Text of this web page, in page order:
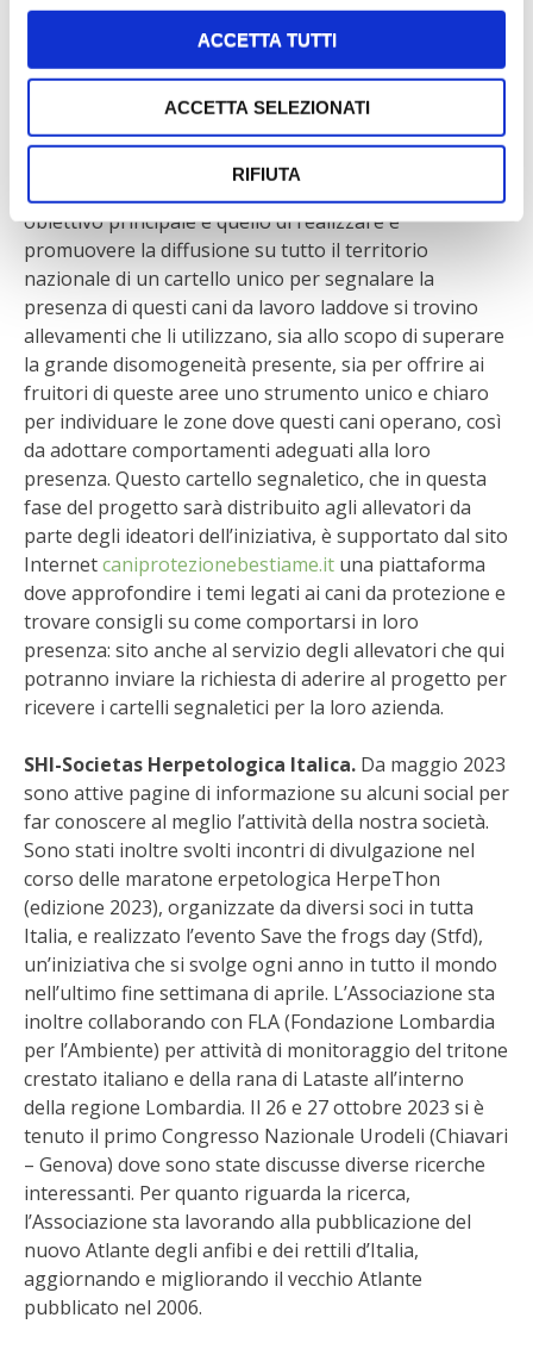
ACCETTA TUTTI
ACCETTA SELEZIONATI
RIFIUTA
corrette pratiche di approccio alla natura nel rispetto
di essa e della fauna che la abita. Con l’obiettivo di
dare un contributo concreto alla coesistenza tra lupo
ed attività zootecniche, a partire dal 2021 «Io non ho
paura del lupo» insieme all’Associazione DifesAttiva,
alla cooperativa Eliante e al Progetto Pasturs, hanno
dato vita al progetto «Cani protezione bestiame» il cui
obiettivo principale è quello di realizzare e
promuovere la diffusione su tutto il territorio
nazionale di un cartello unico per segnalare la
presenza di questi cani da lavoro laddove si trovino
allevamenti che li utilizzano, sia allo scopo di superare
la grande disomogeneità presente, sia per offrire ai
fruitori di queste aree uno strumento unico e chiaro
per individuare le zone dove questi cani operano, così
da adottare comportamenti adeguati alla loro
presenza. Questo cartello segnaletico, che in questa
fase del progetto sarà distribuito agli allevatori da
parte degli ideatori dell’iniziativa, è supportato dal sito
Internetcaniprotezionebestiame.it una piattaforma
dove approfondire i temi legati ai cani da protezione e
trovare consigli su come comportarsi in loro
presenza: sito anche al servizio degli allevatori che qui
potranno inviare la richiesta di aderire al progetto per
ricevere i cartelli segnaletici per la loro azienda.
SHI-Societas Herpetologica Italica. Da maggio 2023
sono attive pagine di informazione su alcuni social per
far conoscere al meglio l’attività della nostra società.
Sono stati inoltre svolti incontri di divulgazione nel
corso delle maratone erpetologica HerpeThon
(edizione 2023), organizzate da diversi soci in tutta
Italia, e realizzato l’evento Save the frogs day (Stfd),
un’iniziativa che si svolge ogni anno in tutto il mondo
nell’ultimo fine settimana di aprile. L’Associazione sta
inoltre collaborando con FLA (Fondazione Lombardia
per l’Ambiente) per attività di monitoraggio del tritone
crestato italiano e della rana di Lataste all’interno
della regione Lombardia. Il 26 e 27 ottobre 2023 si è
tenuto il primo Congresso Nazionale Urodeli (Chiavari
– Genova) dove sono state discusse diverse ricerche
interessanti. Per quanto riguarda la ricerca,
l’Associazione sta lavorando alla pubblicazione del
nuovo Atlante degli anfibi e dei rettili d’Italia,
aggiornando e migliorando il vecchio Atlante
pubblicato nel 2006.